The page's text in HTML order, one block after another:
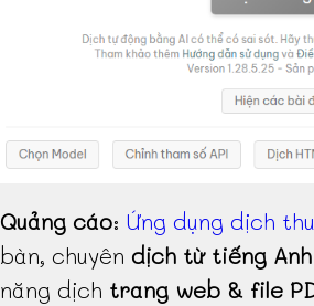
Quảng cáo: Ứng dụng dịch
bàn, chuyên dịch từ tiếng
năng dịch trang web & file